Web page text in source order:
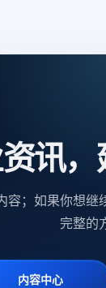
讯
；如果你想
完整的
内容中心